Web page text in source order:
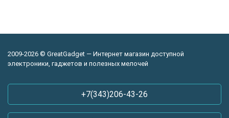
2009-2026 © GreatGadget — Интернет магазин доступной
электроники, гаджетов и полезных мелочей
+7(343)206-43-26